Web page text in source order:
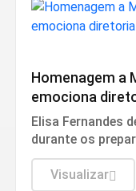
Homenagem a
emociona
Elisa Fernandes
durante os
desfile na
Visualizar